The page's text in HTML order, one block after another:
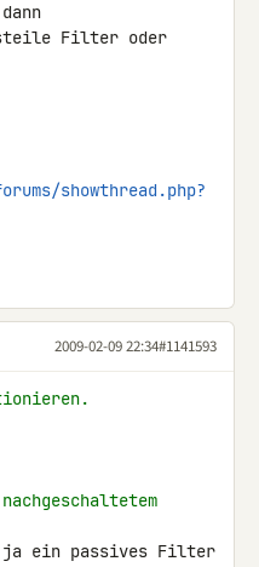
steile Filter oder
showthread.php?
2009-02-09 22:34#1141593
ein passives Filter